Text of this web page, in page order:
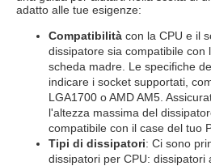
adatto alle tue esigenze:
Compatibilità con la CPU e il
dissipatore sia compatibile con
scheda madre. Le specifiche
indicare i socket supportati,
LGA1700 o AMD AM5.
l'altezza massima del
compatibile con il case del tuo
Tipi di dissipatori: Ci sono
dissipatori per CPU: dissipatori